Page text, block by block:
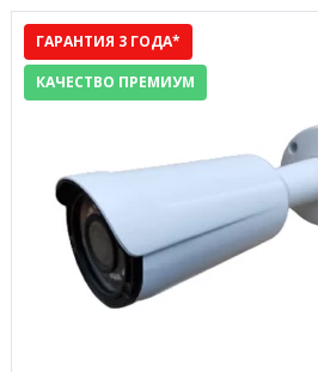
ГАРАНТИЯ 3 ГОДА*
КАЧЕСТВО ПРЕМИУМ